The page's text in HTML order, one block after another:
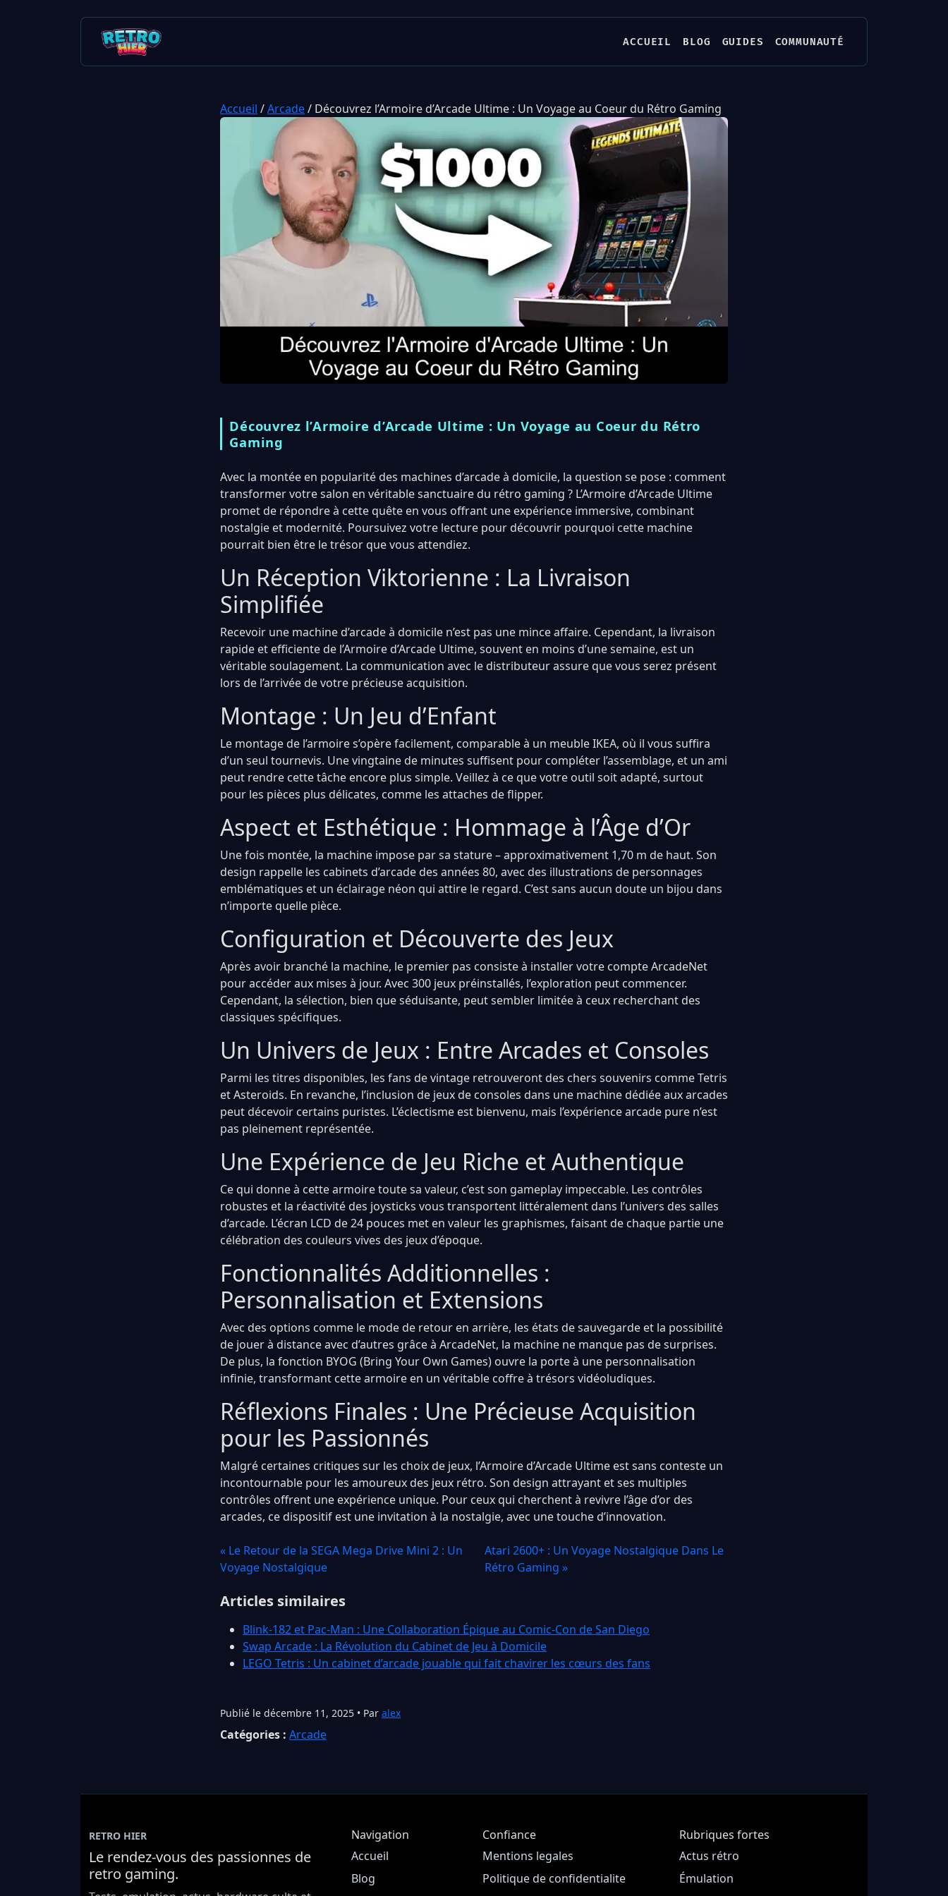
ACCUEIL BLOG GUIDES COMMUNAUTÉ
Accueil /Arcade/ Découvrez l’Armoire d’Arcade Ultime : Un Voyage au Coeur du Rétro Gaming
Découvrez l’Armoire d’Arcade Ultime : Un Voyage au Coeur du Rétro
Gaming
Avec la montée en popularité des machines d’arcade à domicile, la question se pose : comment
transformer votre salon en véritable sanctuaire du rétro gaming ? L’Armoire d’Arcade Ultime
promet de répondre à cette quête en vous offrant une expérience immersive, combinant
nostalgie et modernité. Poursuivez votre lecture pour découvrir pourquoi cette machine
pourrait bien être le trésor que vous attendiez.
Un Réception Viktorienne : La Livraison
Simplifiée
Recevoir une machine d’arcade à domicile n’est pas une mince affaire. Cependant, la livraison
rapide et efficiente de l’Armoire d’Arcade Ultime, souvent en moins d’une semaine, est un
véritable soulagement. La communication avec le distributeur assure que vous serez présent
lors de l’arrivée de votre précieuse acquisition.
Montage : Un Jeu d’Enfant
Le montage de l’armoire s’opère facilement, comparable à un meuble IKEA, où il vous suffira
d’un seul tournevis. Une vingtaine de minutes suffisent pour compléter l’assemblage, et un ami
peut rendre cette tâche encore plus simple. Veillez à ce que votre outil soit adapté, surtout
pour les pièces plus délicates, comme les attaches de flipper.
Aspect et Esthétique : Hommage à l’Âge d’Or
Une fois montée, la machine impose par sa stature – approximativement 1,70 m de haut. Son
design rappelle les cabinets d’arcade des années 80, avec des illustrations de personnages
emblématiques et un éclairage néon qui attire le regard. C’est sans aucun doute un bijou dans
n’importe quelle pièce.
Configuration et Découverte des Jeux
Après avoir branché la machine, le premier pas consiste à installer votre compte ArcadeNet
pour accéder aux mises à jour. Avec 300 jeux préinstallés, l’exploration peut commencer.
Cependant, la sélection, bien que séduisante, peut sembler limitée à ceux recherchant des
classiques spécifiques.
Un Univers de Jeux : Entre Arcades et Consoles
Parmi les titres disponibles, les fans de vintage retrouveront des chers souvenirs comme Tetris
et Asteroids. En revanche, l’inclusion de jeux de consoles dans une machine dédiée aux arcades
peut décevoir certains puristes. L’éclectisme est bienvenu, mais l’expérience arcade pure n’est
pas pleinement représentée.
Une Expérience de Jeu Riche et Authentique
Ce qui donne à cette armoire toute sa valeur, c’est son gameplay impeccable. Les contrôles
robustes et la réactivité des joysticks vous transportent littéralement dans l’univers des salles
d’arcade. L’écran LCD de 24 pouces met en valeur les graphismes, faisant de chaque partie une
célébration des couleurs vives des jeux d’époque.
Fonctionnalités Additionnelles :
Personnalisation et Extensions
Avec des options comme le mode de retour en arrière, les états de sauvegarde et la possibilité
de jouer à distance avec d’autres grâce à ArcadeNet, la machine ne manque pas de surprises.
De plus, la fonction BYOG (Bring Your Own Games) ouvre la porte à une personnalisation
infinie, transformant cette armoire en un véritable coffre à trésors vidéoludiques.
Réflexions Finales : Une Précieuse Acquisition
pour les Passionnés
Malgré certaines critiques sur les choix de jeux, l’Armoire d’Arcade Ultime est sans conteste un
incontournable pour les amoureux des jeux rétro. Son design attrayant et ses multiples
contrôles offrent une expérience unique. Pour ceux qui cherchent à revivre l’âge d’or des
arcades, ce dispositif est une invitation à la nostalgie, avec une touche d’innovation.
« Le Retour de la SEGA Mega Drive Mini 2 : Un
Voyage Nostalgique
Atari 2600+ : Un Voyage Nostalgique Dans Le
Rétro Gaming »
Articles similaires
Blink-182 et Pac-Man : Une Collaboration Épique au Comic-Con de San Diego
Swap Arcade : La Révolution du Cabinet de Jeu à Domicile
LEGO Tetris : Un cabinet d’arcade jouable qui fait chavirer les cœurs des fans
Publié le décembre 11, 2025 • Par alex
Catégories : Arcade
RETRO HIER
Le rendez-vous des passionnes de
retro gaming.
Navigation
Accueil
Blog
Confiance
Mentions legales
Politique de confidentialite
Rubriques fortes
Actus rétro
Émulation